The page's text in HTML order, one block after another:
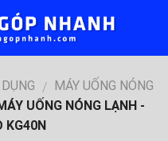
/ MÁY UỐNG NÓNG
UỐNG NÓNG LẠNH -
KG40N